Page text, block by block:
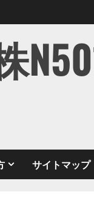
サイトマップ